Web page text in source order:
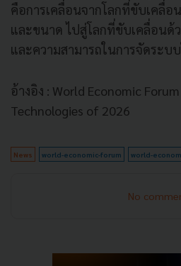
คือการเคลื่อนจากโลกที่ขับเคลื่
และขนาด ไปสู่โลกที่ขับเคลื่อนด้
และความสามารถในการจัดระบ
อ้างอิง : World Economic
Technologies of 2026
News world-economic-forum world-
No